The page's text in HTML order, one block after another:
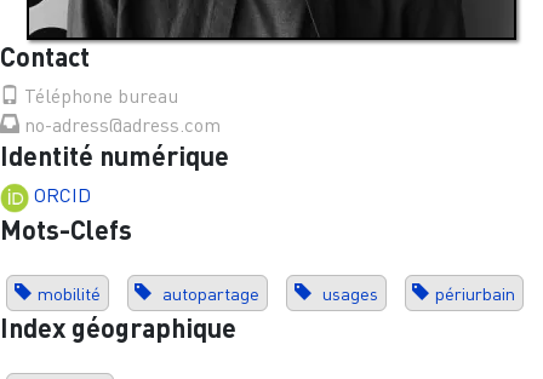
Contact
Téléphone bureau
no-adress@adress.com
Identité numérique
ORCID
Mots-Clefs
mobilité autopartage usages périurbain
Index géographique